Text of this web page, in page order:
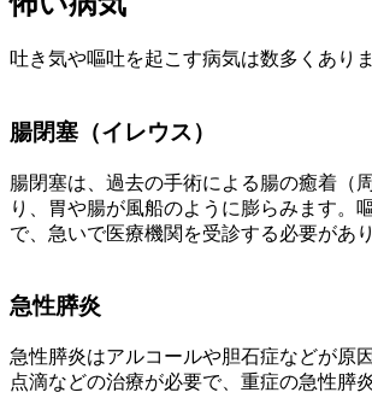
吐き気や嘔吐を起こす病気は数多くあり
腸閉塞（イレウス）
腸閉塞は、過去の手術による腸の癒着（
り、胃や腸が風船のように膨らみます。
で、急いで医療機関を受診する必要があり
急性膵炎
急性膵炎はアルコールや胆石症などが原
点滴などの治療が必要で、重症の急性膵